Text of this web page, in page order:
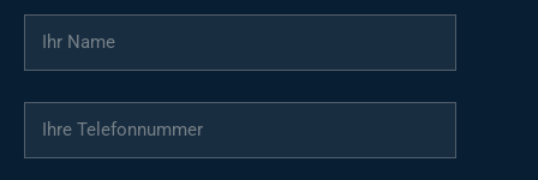
Ihr Name
Ihre Telefonnummer